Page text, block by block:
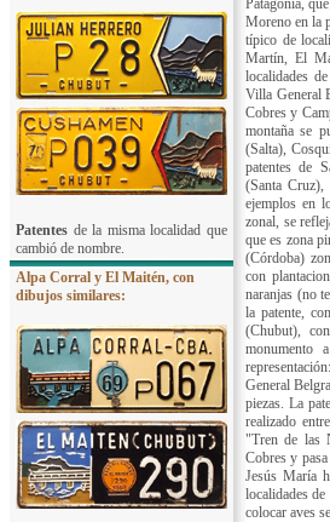
Patentes de la misma localidad que
cambió de nombre.
Alpa Corral y El Maitén, con
dibujos similares:
Patagonia,
Moreno en la
típico de
Martín, El
localidades
Villa General
Cobres y
montaña se
(Salta),
patentes de
(Santa
ejemplos en
zonal, se
que es zona
(Córdoba)
con
naranjas (no
la patente,
(Chubut),
monumento
General
piezas. La
realizado
"Tren de las
Cobres y
Jesús María
localidades
colocar aves